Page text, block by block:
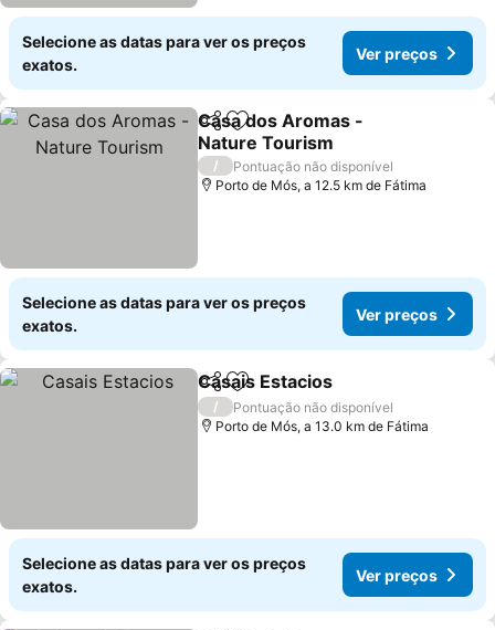
Selecione as datas para ver os preços
exatos.
Ver preços
PartilharAdicionar aos favoritos
Casa dos Aromas -
Nature Tourism
Ver preços
/
Pontuação não disponível
Porto de Mós, a 12.5 km de Fátima
Selecione as datas para ver os preços
exatos.
Ver preços
PartilharAdicionar aos favoritos
Casais Estacios
/
Pontuação não disponível
Porto de Mós, a 13.0 km de Fátima
Selecione as datas para ver os preços
exatos.
Ver preços